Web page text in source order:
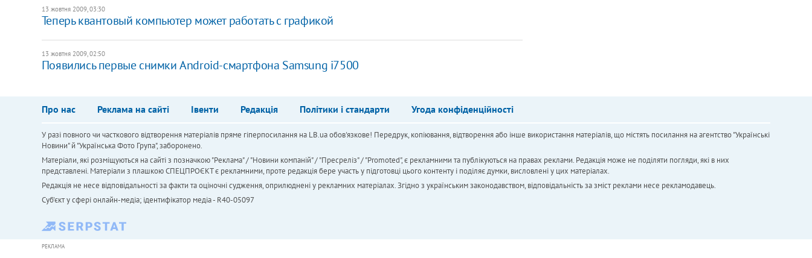
13 жовтня 2009, 03:30
Теперь квантовый компьютер может работать с графикой
13 жовтня 2009, 02:50
Появились первые снимки Android-смартфона Samsung i7500
Про нас Реклама на сайті Івенти Редакція Політики і стандарти Угода конфіденційності
У разі повного чи часткового відтворення матеріалів пряме гіперпосилання на LB.ua обов'язкове! Передрук, копіювання, відтворення або інше використання матеріалів, що містять посилання на агентство "Українськi
Новини" й "Українська Фото Група", заборонено.
Матеріали, які розміщуються на сайті з позначкою "Реклама" / "Новини компаній" / "Пресреліз" / "Promoted", є рекламними та публікуються на правах реклами. Редакція може не поділяти погляди, які в них
представлені. Матеріали з плашкою СПЕЦПРОЄКТ є рекламними, проте редакція бере участь у підготовці цього контенту і поділяє думки, висловлені у цих матеріалах.
Редакція не несе відповідальності за факти та оціночні судження, оприлюднені у рекламних матеріалах. Згідно з українським законодавством, відповідальність за зміст реклами несе рекламодавець.
Cуб'єкт у сфері онлайн-медіа; ідентифікатор медіа - R40-05097
РЕКЛАМА